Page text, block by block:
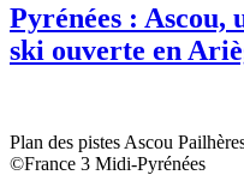
Pyrénées : Ascou,
ski ouverte en
Plan des pistes Ascou
©France 3 Midi-Pyrénées